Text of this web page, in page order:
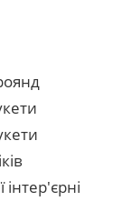
інтер'єрні